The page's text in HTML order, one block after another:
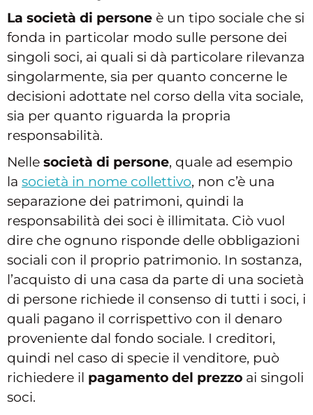
La società di persone è un tipo sociale che si
fonda in particolar modo sulle persone dei
singoli soci, ai quali si dà particolare rilevanza
singolarmente, sia per quanto concerne le
decisioni adottate nel corso della vita sociale,
sia per quanto riguarda la propria
responsabilità.
Nelle società di persone, quale ad esempio
la società in nome collettivo, non c’è una
separazione dei patrimoni, quindi la
responsabilità dei soci è illimitata. Ciò vuol
dire che ognuno risponde delle obbligazioni
sociali con il proprio patrimonio. In sostanza,
l’acquisto di una casa da parte di una società
di persone richiede il consenso di tutti i soci, i
quali pagano il corrispettivo con il denaro
proveniente dal fondo sociale. I creditori,
quindi nel caso di specie il venditore, può
richiedere il pagamento del prezzo ai singoli
soci.